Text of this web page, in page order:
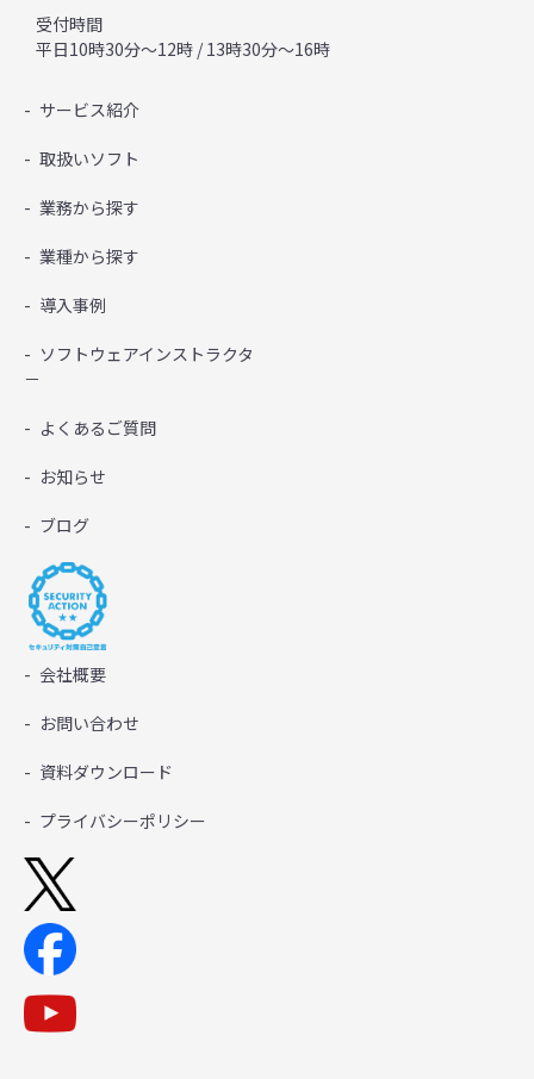
受付時間
平日10時30分～12時 / 13時30分～16時
サービス紹介
取扱いソフト
業務から探す
業種から探す
導入事例
ソフトウェアインストラクタ
－
よくあるご質問
お知らせ
ブログ
会社概要
お問い合わせ
資料ダウンロード
プライバシーポリシー